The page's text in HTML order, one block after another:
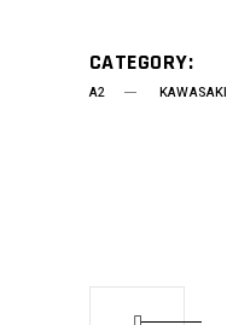
CATEGORY:
A2 KAWASAKI